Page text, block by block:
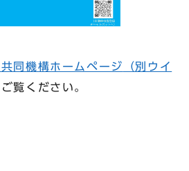
同機構ホームページ
（別ウイ
覧ください。